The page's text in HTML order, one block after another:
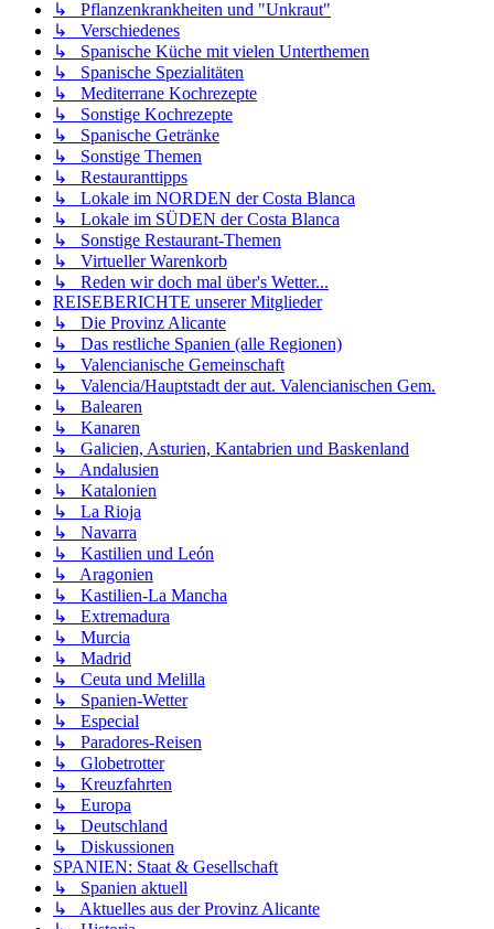
↳ Pflanzenkrankheiten und "Unkraut"
↳ Verschiedenes
↳ Spanische Küche mit vielen Unterthemen
↳ Spanische Spezialitäten
↳ Mediterrane Kochrezepte
↳ Sonstige Kochrezepte
↳ Spanische Getränke
↳ Sonstige Themen
↳ Restauranttipps
↳ Lokale im NORDEN der Costa Blanca
↳ Lokale im SÜDEN der Costa Blanca
↳ Sonstige Restaurant-Themen
↳ Virtueller Warenkorb
↳ Reden wir doch mal über's Wetter...
REISEBERICHTE unserer Mitglieder
↳ Die Provinz Alicante
↳ Das restliche Spanien (alle Regionen)
↳ Valencianische Gemeinschaft
↳ Valencia/Hauptstadt der aut. Valencianischen Gem.
↳ Balearen
↳ Kanaren
↳ Galicien, Asturien, Kantabrien und Baskenland
↳ Andalusien
↳ Katalonien
↳ La Rioja
↳ Navarra
↳ Kastilien und León
↳ Aragonien
↳ Kastilien-La Mancha
↳ Extremadura
↳ Murcia
↳ Madrid
↳ Ceuta und Melilla
↳ Spanien-Wetter
↳ Especial
↳ Paradores-Reisen
↳ Globetrotter
↳ Kreuzfahrten
↳ Europa
↳ Deutschland
↳ Diskussionen
SPANIEN: Staat & Gesellschaft
↳ Spanien aktuell
↳ Aktuelles aus der Provinz Alicante